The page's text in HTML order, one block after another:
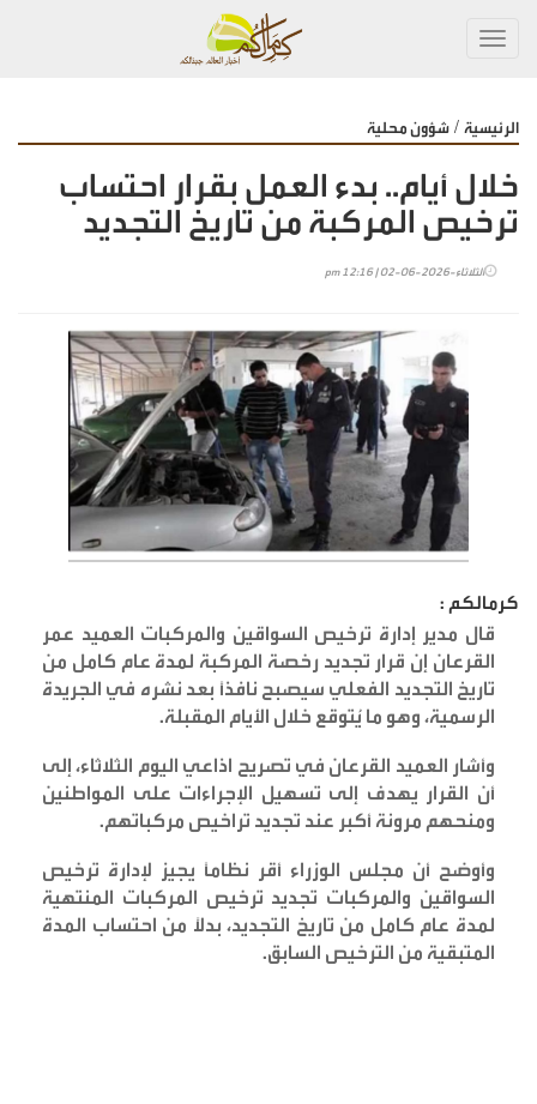
الرئيسية / شؤون محلية
خلال أيام.. بدء العمل بقرار احتساب
ترخيص المركبة من تاريخ التجديد
الثلاثاء-2026-06-02 | 12:16 pm
كرمالكم :
قال مدير إدارة ترخيص السواقين والمركبات العميد عمر
القرعان إن قرار تجديد رخصة المركبة لمدة عام كامل من
تاريخ التجديد الفعلي سيصبح نافذاً بعد نشره في الجريدة
الرسمية، وهو ما يُتوقع خلال الأيام المقبلة.
وأشار العميد القرعان في تصريح اذاعي اليوم الثلاثاء، إلى
أن القرار يهدف إلى تسهيل الإجراءات على المواطنين
ومنحهم مرونة أكبر عند تجديد تراخيص مركباتهم.
وأوضح أن مجلس الوزراء أقر نظاماً يجيز لإدارة ترخيص
السواقين والمركبات تجديد ترخيص المركبات المنتهية
لمدة عام كامل من تاريخ التجديد، بدلاً من احتساب المدة
المتبقية من الترخيص السابق.